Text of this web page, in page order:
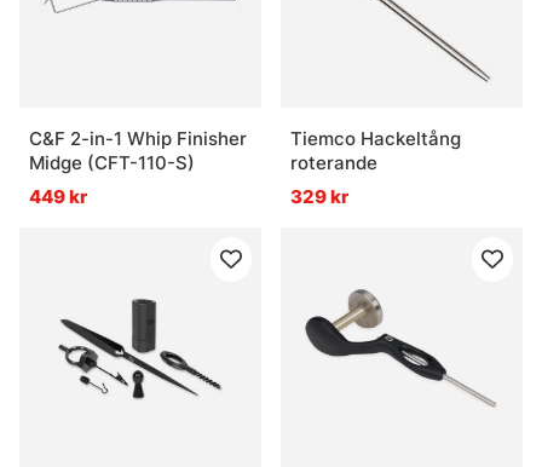
C&F 2-in-1 Whip Finisher
Midge (CFT-110-S)
449 kr
Tiemco Hackeltång
roterande
329 kr